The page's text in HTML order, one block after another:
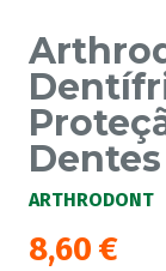
ARTHRODONT
8,60 €